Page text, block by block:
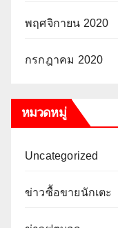
พฤศจิกายน 2020
กรกฎาคม 2020
หมวดหมู่
Uncategorized
ข่าวซื้อขายนักเตะ